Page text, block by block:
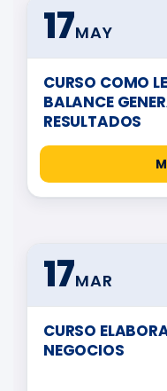
17MAY
CURSO COMO
BALANCE
RESULTADOS
17MAR
CURSO
NEGOCIOS